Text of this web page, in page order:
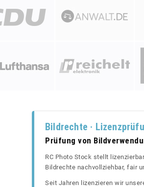
Bildrechte ·
Prüfung von
RC Photo Stock stellt
Bildrechte nachvollziehbar, fair
Seit Jahren lizenzieren wir